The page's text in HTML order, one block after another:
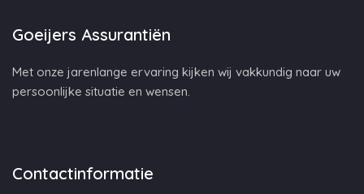
Goeijers Assurantiën
Met onze jarenlange ervaring kijken wij vakkundig naar uw
persoonlijke situatie en wensen.
Contactinformatie